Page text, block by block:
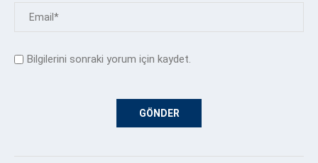
Bilgilerini sonraki yorum için kaydet.